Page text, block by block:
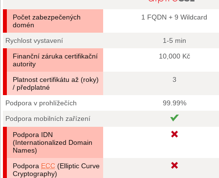
Počet zabezpečených
domén
1 FQDN + 9 Wildcard
Rychlost vystavení
1-5 min
Finanční záruka certifikační
autority
10,000 Kč
Platnost certifikátu až (roky)
/ předplatné
3
Podpora v prohlížečích
99.99%
Podpora mobilních zařízení
Podpora IDN
(Internationalized Domain
Names)
Podpora ECC (Elliptic Curve
Cryptography)